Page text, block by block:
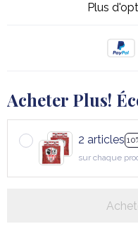
Plus
Acheter Plus!
2 articles
sur chaque